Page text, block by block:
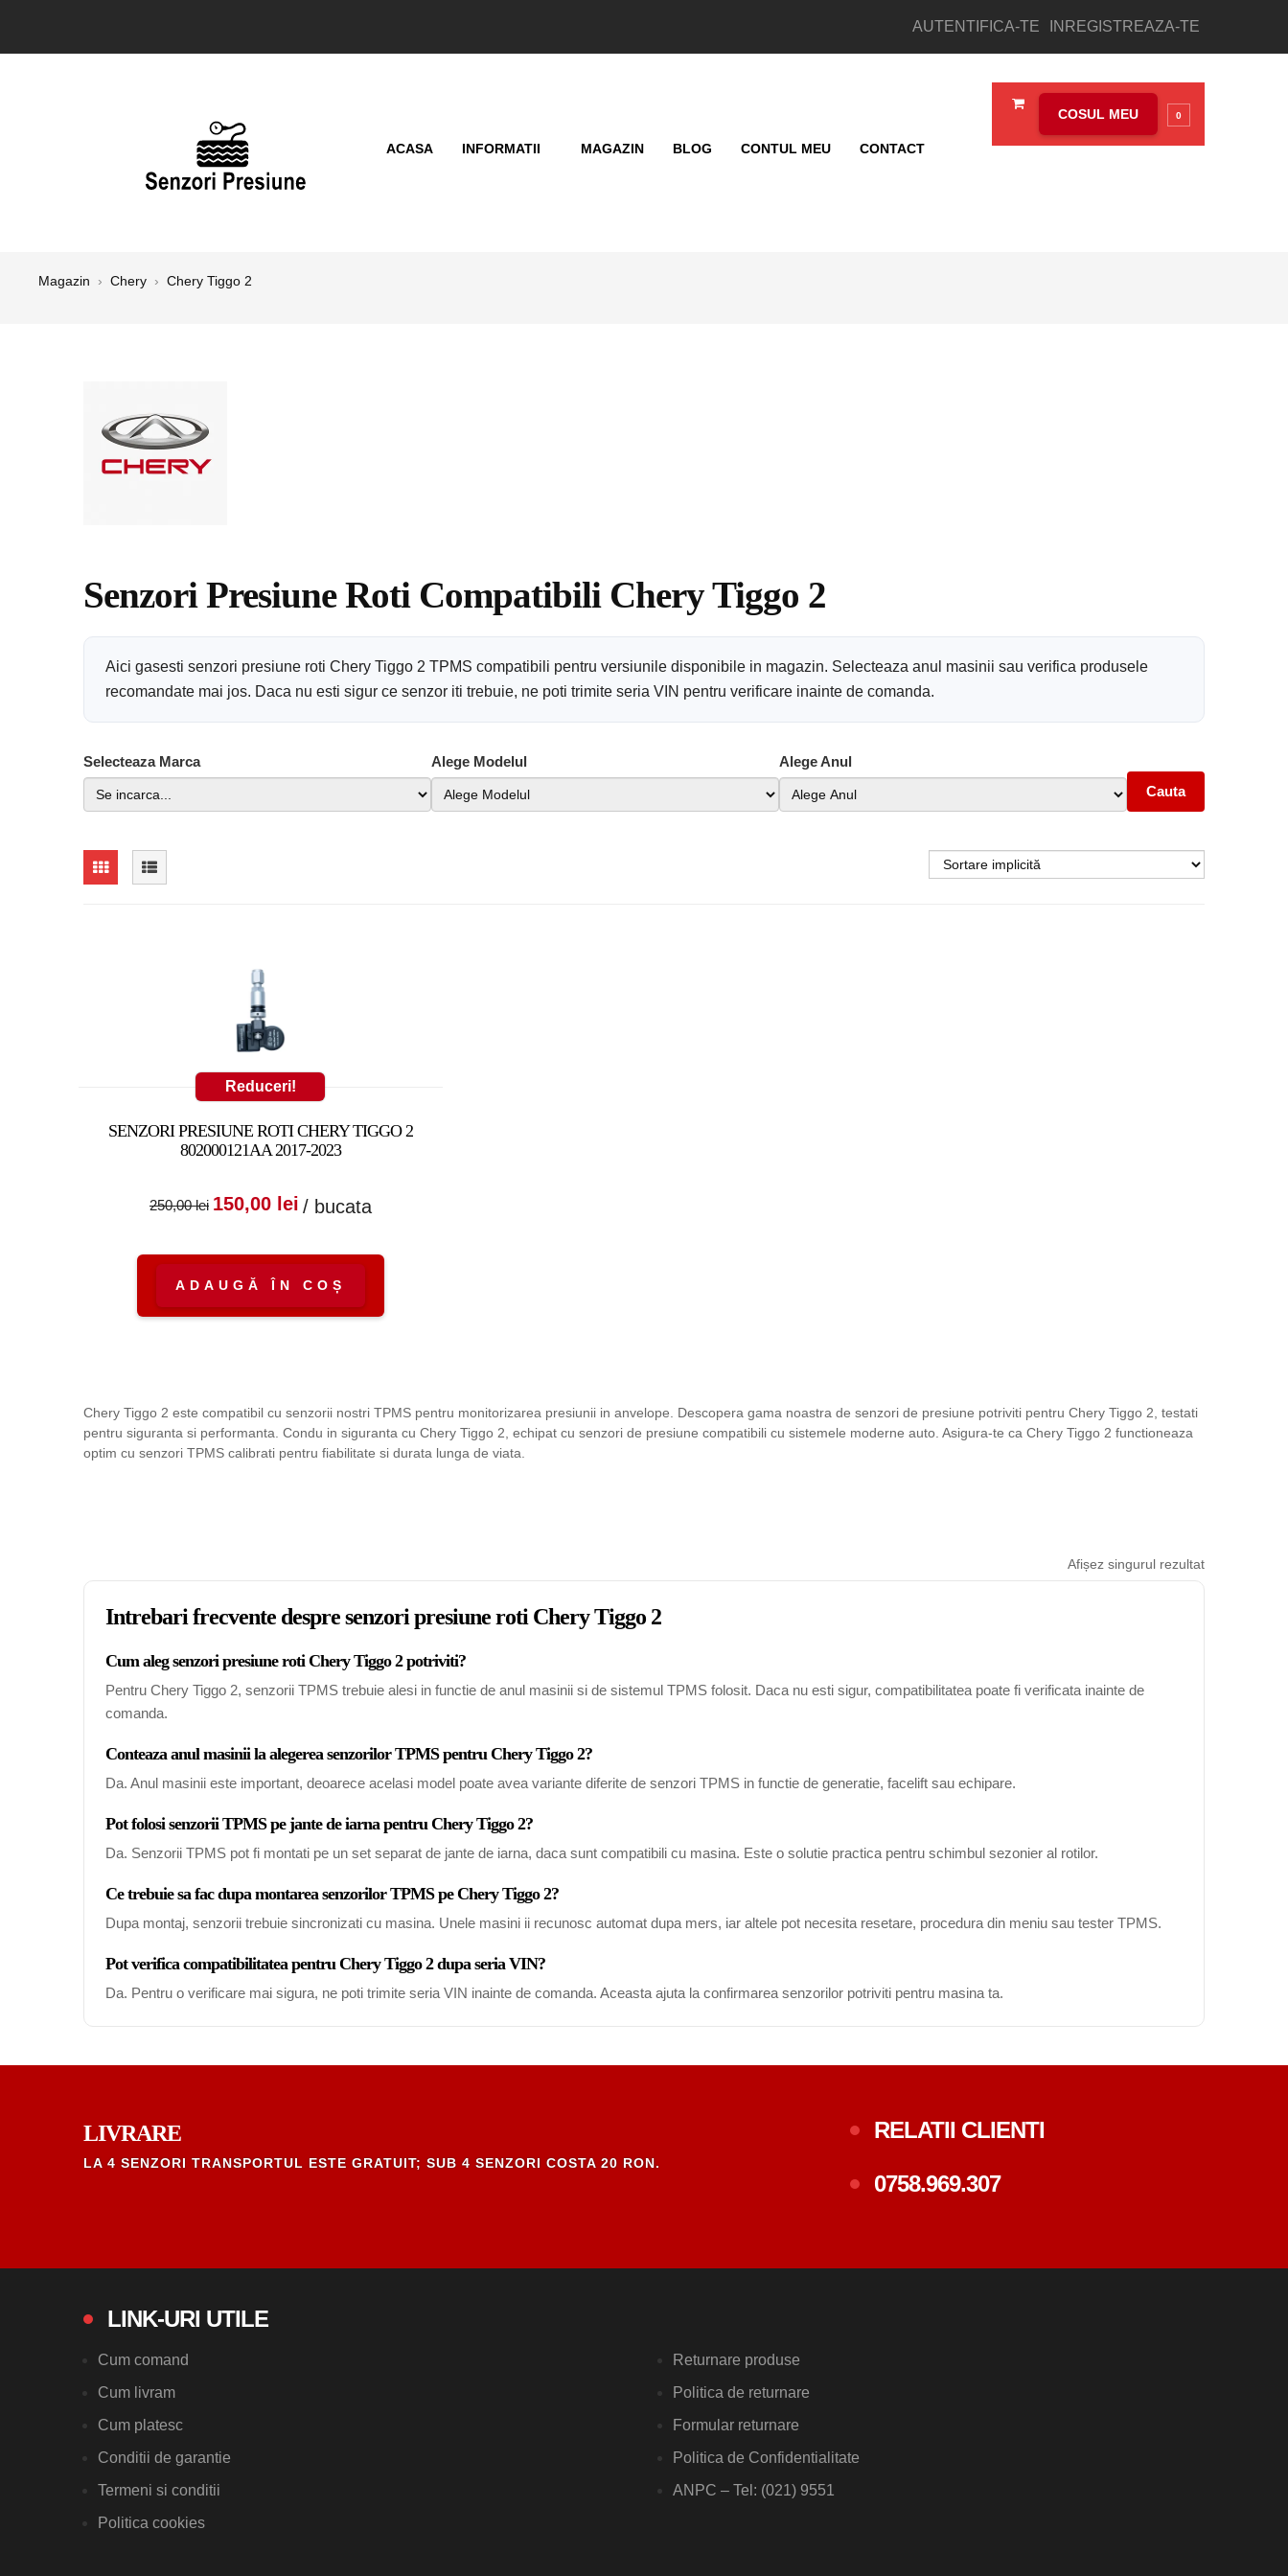
AUTENTIFICA-TE INREGISTREAZA-TE
COSUL MEU 0
ACASA INFORMATII MAGAZIN BLOG CONTUL MEU CONTACT
Magazin › Chery › Chery Tiggo 2
Senzori Presiune Roti Compatibili Chery Tiggo 2
Aici gasesti senzori presiune roti Chery Tiggo 2 TPMS compatibili pentru versiunile disponibile in magazin. Selecteaza anul masinii sau verifica produsele
recomandate mai jos. Daca nu esti sigur ce senzor iti trebuie, ne poti trimite seria VIN pentru verificare inainte de comanda.
Selecteaza Marca Alege Modelul
Alege Anul
Cauta
Reduceri!
SENZORI PRESIUNE ROTI CHERY TIGGO 2
802000121AA 2017-2023
250,00lei
Prețul inițial a fost:
150,00 lei Prețul curent
150,00 lei.
/ bucata
ADAUGĂ ÎN COȘ
Chery Tiggo 2 este compatibil cu senzorii nostri TPMS pentru monitorizarea presiunii in anvelope. Descopera gama noastra de senzori de presiune potriviti pentru Chery Tiggo 2, testati
pentru siguranta si performanta. Condu in siguranta cu Chery Tiggo 2, echipat cu senzori de presiune compatibili cu sistemele moderne auto. Asigura-te ca Chery Tiggo 2 functioneaza
optim cu senzori TPMS calibrati pentru fiabilitate si durata lunga de viata.
Afișez singurul rezultat
Intrebari frecvente despre senzori presiune roti Chery Tiggo 2
Cum aleg senzori presiune roti Chery Tiggo 2 potriviti?
Pentru Chery Tiggo 2, senzorii TPMS trebuie alesi in functie de anul masinii si de sistemul TPMS folosit. Daca nu esti sigur, compatibilitatea poate fi verificata inainte de
comanda.
Conteaza anul masinii la alegerea senzorilor TPMS pentru Chery Tiggo 2?
Da. Anul masinii este important, deoarece acelasi model poate avea variante diferite de senzori TPMS in functie de generatie, facelift sau echipare.
Pot folosi senzorii TPMS pe jante de iarna pentru Chery Tiggo 2?
Da. Senzorii TPMS pot fi montati pe un set separat de jante de iarna, daca sunt compatibili cu masina. Este o solutie practica pentru schimbul sezonier al rotilor.
Ce trebuie sa fac dupa montarea senzorilor TPMS pe Chery Tiggo 2?
Dupa montaj, senzorii trebuie sincronizati cu masina. Unele masini ii recunosc automat dupa mers, iar altele pot necesita resetare, procedura din meniu sau tester TPMS.
Pot verifica compatibilitatea pentru Chery Tiggo 2 dupa seria VIN?
Da. Pentru o verificare mai sigura, ne poti trimite seria VIN inainte de comanda. Aceasta ajuta la confirmarea senzorilor potriviti pentru masina ta.
LIVRARE
LA 4 SENZORI TRANSPORTUL ESTE GRATUIT; SUB 4 SENZORI COSTA 20 RON.
RELATII CLIENTI
0758.969.307
LINK-URI UTILE
Cum comand
Cum livram
Cum platesc
Conditii de garantie
Termeni si conditii
Politica cookies
Returnare produse
Politica de returnare
Formular returnare
Politica de Confidentialitate
ANPC – Tel: (021) 9551